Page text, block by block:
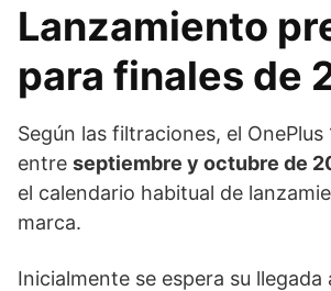
Lanzamiento
para finales de
Según las filtraciones, el OnePlus
entre septiembre y octubre de
el calendario habitual de
marca.
Inicialmente se espera su llegada